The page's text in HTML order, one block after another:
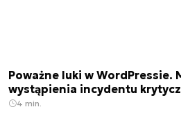
Poważne luki w WordPressie.
wystąpienia incydentu
4 min.